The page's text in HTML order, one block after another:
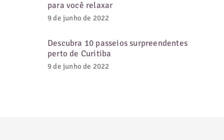
para você relaxar
9 de junho de 2022
Descubra 10 passeios surpreendentes
perto de Curitiba
9 de junho de 2022